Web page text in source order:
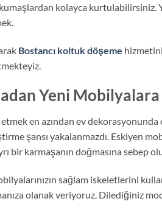
kolayca kurtulabilirsiniz.
Bostancı koltuk döşeme
Yeni Mobilyalara
en azından ev
şansı yakalanmazdı. Eskiyen
bir karmaşanın doğmasına sebep
sağlam iskeletlerini
olanak veriyoruz. Dilediğiniz